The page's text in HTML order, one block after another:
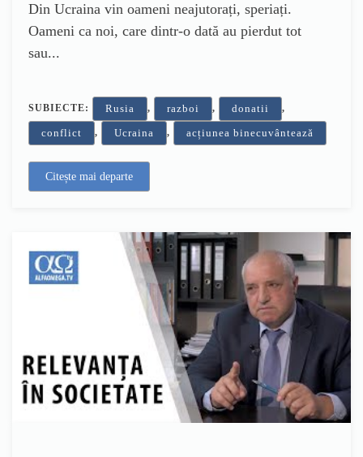
Din Ucraina vin oameni neajutorați, speriați.
Oameni ca noi, care dintr-o dată au pierdut tot
sau...
SUBIECTE: Rusia , razboi , donatii ,
conflict , Ucraina , acțiunea binecuvântează
Citește mai departe